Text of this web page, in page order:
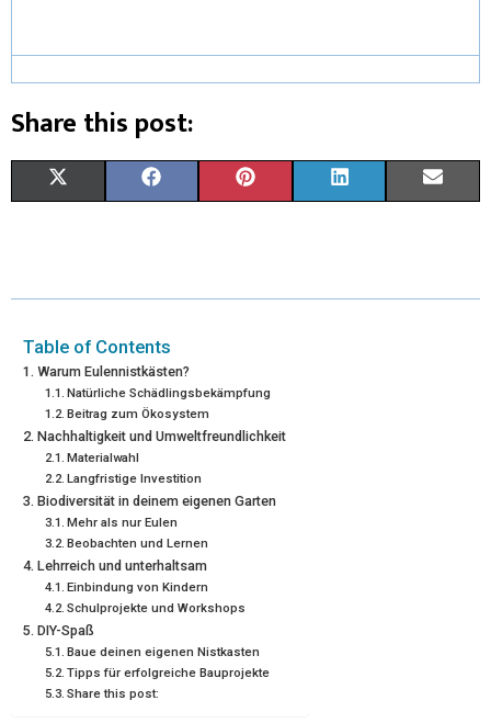
Share this post:
W
T
T
E
R
E
O
O
T
T
K I
Table of Contents
Warum Eulennistkästen?
Natürliche Schädlingsbekämpfung
Beitrag zum Ökosystem
Nachhaltigkeit und Umweltfreundlichkeit
Materialwahl
Langfristige Investition
Biodiversität in deinem eigenen Garten
Mehr als nur Eulen
Beobachten und Lernen
Lehrreich und unterhaltsam
Einbindung von Kindern
Schulprojekte und Workshops
DIY-Spaß
Baue deinen eigenen Nistkasten
Tipps für erfolgreiche Bauprojekte
Share this post: